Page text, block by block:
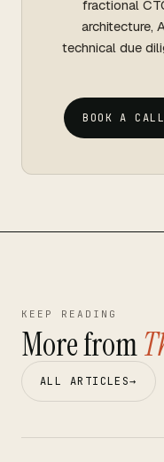
fractional
architecture,
technical due
BOOK A
KEEP READING
More from
ALL ARTICLES→